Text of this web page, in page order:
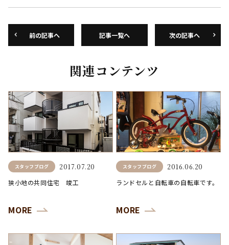
前の記事へ 記事一覧へ 次の記事へ
関連コンテンツ
スタッフブログ
2017.07.20
狭小地の共同住宅 竣工
MORE
スタッフブログ
2016.06.20
ランドセルと自転車の自転車です。
MORE